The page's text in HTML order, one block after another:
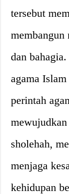
tersebut
membangun
dan
agama
perintah
sholehah,
menjaga
kehidupan